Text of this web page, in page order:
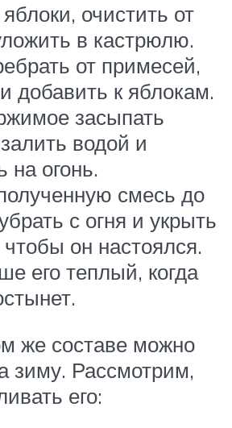
очистить от
в кастрюлю.
от примесей,
добавить к яблокам.
засыпать
водой и
на огонь.
смесь до
с огня и укрыть
он настоялся.
его теплый, когда
же составе можно
зиму. Рассмотрим,
его: